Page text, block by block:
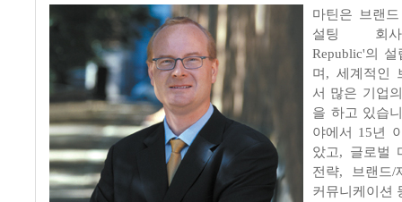
마틴은 브랜
설팅 회
Republic'의
며, 세계적인
서 많은 기업
을 하고 있습
야에서 15년
았고, 글로벌
전략, 브랜드
커뮤니케이션